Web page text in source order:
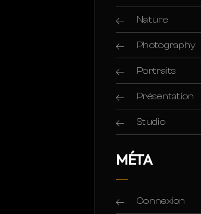
Nature
Photography
Portraits
Présentation
Studio
MÉTA
Connexion